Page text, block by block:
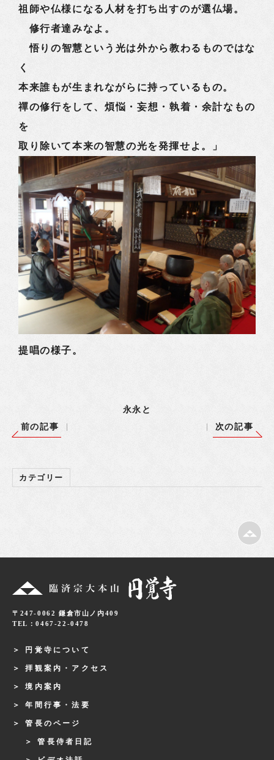
祖師や仏様になる人材を打ち出すのが選仏場。
修行者達みなよ。
悟りの智慧という光は外から教わるものではな
く
本来誰もが生まれながらに持っているもの。
禪の修行をして、煩悩・妄想・執着・余計なもの
を
取り除いて本来の智慧の光を発揮せよ。」
提唱の様子。
永永と
前の記事
次の記事
カテゴリー
〒247-0062 鎌倉市山ノ内409
TEL：0467-22-0478
円覚寺について
拝観案内・アクセス
境内案内
年間行事・法要
管長のページ
管長侍者日記